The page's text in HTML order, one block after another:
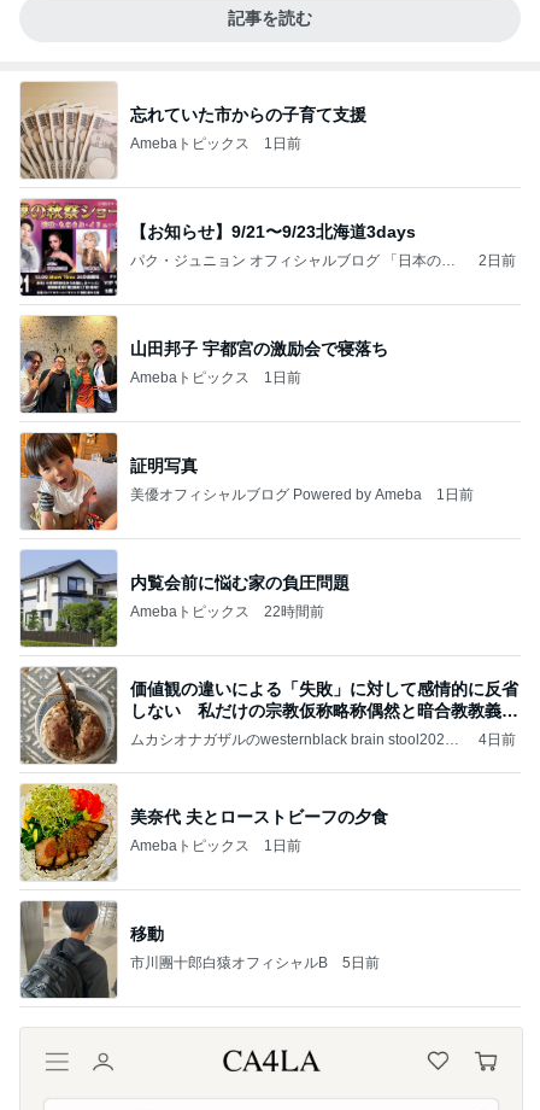
記事を読む
忘れていた市からの子育て支援
Amebaトピックス 1日前
【お知らせ】9/21〜9/23北海道3days
パク・ジュニョン オフィシャルブログ 「日本の
2日前
山田邦子 宇都宮の激励会で寝落ち
Amebaトピックス 1日前
証明写真
美優オフィシャルブログ Powered by Ameba 1日前
内覧会前に悩む家の負圧問題
Amebaトピックス 22時間前
価値観の違いによる「失敗」に対して感情的に反省
しない 私だけの宗教仮称略称偶然と暗合教教義候
補
ムカシオナガザルのwesternblack brain stool2024
ガザル
4日前
美奈代 夫とローストビーフの夕食
Amebaトピックス 1日前
移動
市川團十郎白猿オフィシャルB 5日前